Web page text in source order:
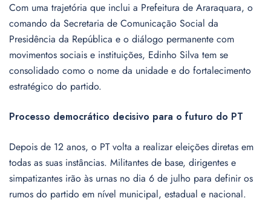
Com uma trajetória que inclui a Prefeitura de Araraquara, o
comando da Secretaria de Comunicação Social da
Presidência da República e o diálogo permanente com
movimentos sociais e instituições, Edinho Silva tem se
consolidado como o nome da unidade e do fortalecimento
estratégico do partido.
Processo democrático decisivo para o futuro do PT
Depois de 12 anos, o PT volta a realizar eleições diretas em
todas as suas instâncias. Militantes de base, dirigentes e
simpatizantes irão às urnas no dia 6 de julho para definir os
rumos do partido em nível municipal, estadual e nacional.